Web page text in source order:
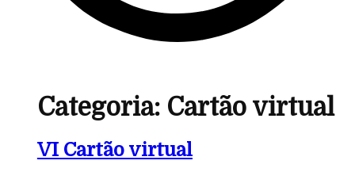
Categoria: Cartão virtual
VI Cartão virtual